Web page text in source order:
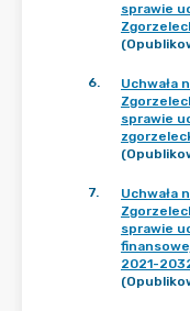
sprawie
6.
Uchwała
sprawie
7.
Uchwała
sprawie
2021-